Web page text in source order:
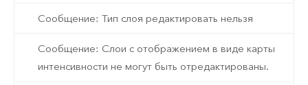
Сообщение: Тип слоя редактировать нельзя
Сообщение: Слои с отображением в виде карты
интенсивности не могут быть отредактированы.